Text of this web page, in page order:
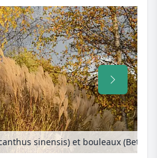
sinensis) et bouleaux (Betula)